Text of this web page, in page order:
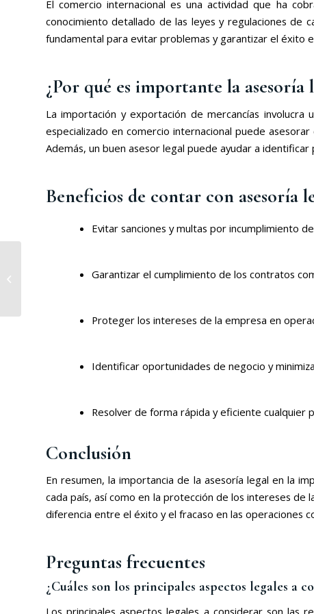
El comercio internacional es una actividad que ha
conocimiento detallado de las leyes y regulaciones de
fundamental para evitar problemas y garantizar el éxito
¿Por qué es importante la
La importación y exportación de mercancías
especializado en comercio internacional puede
Además, un buen asesor legal puede ayudar a
Beneficios de contar con asesoría
Evitar sanciones y multas por incumplimiento
Garantizar el cumplimiento de los contratos
Proteger los intereses de la empresa en
Identificar oportunidades de negocio y
Resolver de forma rápida y eficiente cualquier
Conclusión
En resumen, la importancia de la asesoría legal en la
cada país, así como en la protección de los intereses de
diferencia entre el éxito y el fracaso en las operaciones
Preguntas frecuentes
¿Cuáles son los principales aspectos legales a
Los principales aspectos legales a considerar son las
oportunidades en la